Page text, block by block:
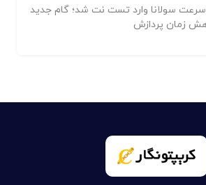
سرعت سولانا وارد تست نت شد؛ گام جدید
زمان پردازش